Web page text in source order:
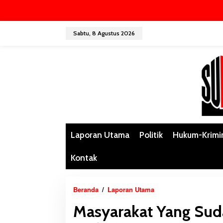
Sabtu, 8 Agustus 2026
Laporan Utama Politik Hukum-
Kontak
Beranda / Laporan Utama
s
Masyarakat Yang